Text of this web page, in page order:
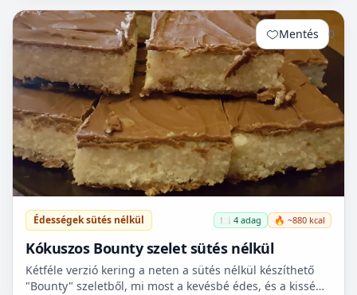
Mentés 0
Édességek sütés nélkül 🍽️ 4 adag 🔥 ~880 kcal
Kókuszos Bounty szelet sütés nélkül
Kétféle verzió kering a neten a sütés nélkül készíthető
"Bounty" szeletből, mi most a kevésbé édes, és a kissé